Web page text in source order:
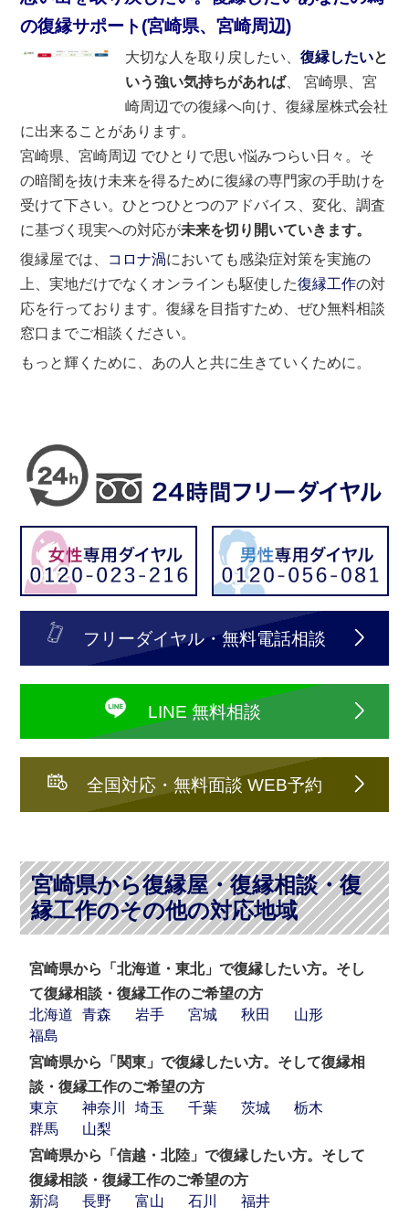
の復縁サポート(宮崎県、宮崎周辺)
大切な人を取り戻したい、復縁したいと
いう強い気持ちがあれば、 宮崎県、宮
崎周辺での復縁へ向け、復縁屋株式会社
に出来ることがあります。
宮崎県、宮崎周辺 でひとりで思い悩みつらい日々。そ
の暗闇を抜け未来を得るために復縁の専門家の手助けを
受けて下さい。ひとつひとつのアドバイス、変化、調査
に基づく現実への対応が未来を切り開いていきます。
復縁屋では、 コロナ渦においても感染症対策を実施の
上、実地だけでなくオンラインも駆使した復縁工作の対
応を行っております。復縁を目指すため、ぜひ無料相談
窓口までご相談ください。
もっと輝くために、あの人と共に生きていくために。
フリーダイヤル・無料電話相談
LINE 無料相談
全国対応・無料面談 WEB予約
宮崎県から復縁屋・復縁相談・復
縁工作のその他の対応地域
宮崎県から「北海道・東北」で復縁したい方。そし
て復縁相談・復縁工作のご希望の方
北海道
青森 岩手 宮城 秋田
山形
福島
宮崎県から「関東」で復縁したい方。そして復縁相
談・復縁工作のご希望の方
東京
神奈川 埼玉 千葉 茨城
栃木
群馬
山梨
宮崎県から「信越・北陸」で復縁したい方。そして
復縁相談・復縁工作のご希望の方
新潟
長野 富山 石川
福井